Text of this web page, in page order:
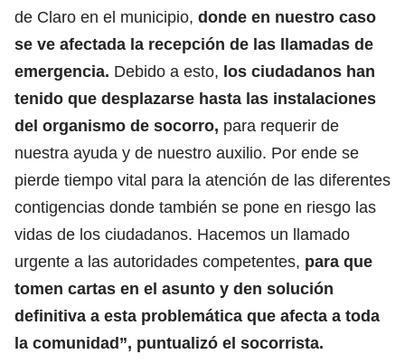
de Claro en el municipio, donde en nuestro caso
se ve afectada la recepción de las llamadas de
emergencia. Debido a esto, los ciudadanos han
tenido que desplazarse hasta las instalaciones
del organismo de socorro, para requerir de
nuestra ayuda y de nuestro auxilio. Por ende se
pierde tiempo vital para la atención de las diferentes
contigencias donde también se pone en riesgo las
vidas de los ciudadanos. Hacemos un llamado
urgente a las autoridades competentes, para que
tomen cartas en el asunto y den solución
definitiva a esta problemática que afecta a toda
la comunidad”, puntualizó el socorrista.